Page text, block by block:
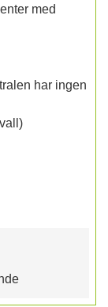
med
har ingen